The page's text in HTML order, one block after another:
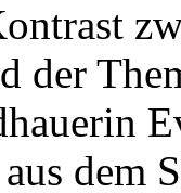
der
dem